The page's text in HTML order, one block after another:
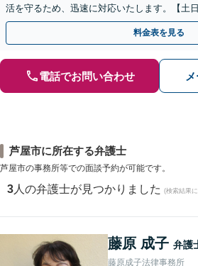
活を守るため、迅速に対応いたします。【土
料金表を見る
電話でお問い合わせ
芦屋市に所在する弁護士
芦屋市の事務所等での面談予約が可能です。
3 人の弁護士が見つかりました (検索結果
藤原 成子 弁護
藤原成子法律事務所